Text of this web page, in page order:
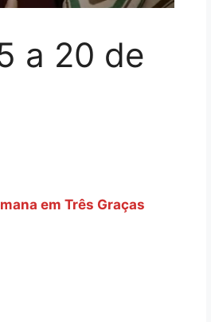
a 20 de
em Três Graças